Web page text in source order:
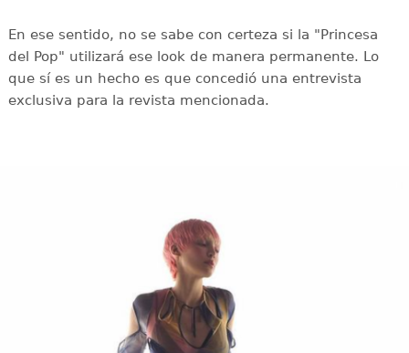
En ese sentido, no se sabe con certeza si la "Princesa
del Pop" utilizará ese look de manera permanente. Lo
que sí es un hecho es que concedió una entrevista
exclusiva para la revista mencionada.